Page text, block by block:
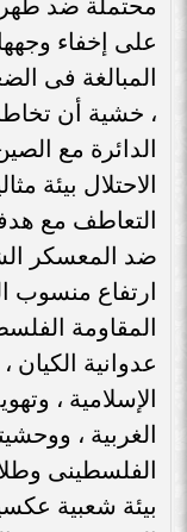
على إخفاء
المبالغة فى
، خشية أن
الدائرة مع
الاحتلال بيئة
التعاطف مع
ضد المعسكر
ارتفاع منسوب
المقاومة
عدوانية الكيان
الإسلامية ،
الغربية ،
الفلسطينى
بيئة شعبية